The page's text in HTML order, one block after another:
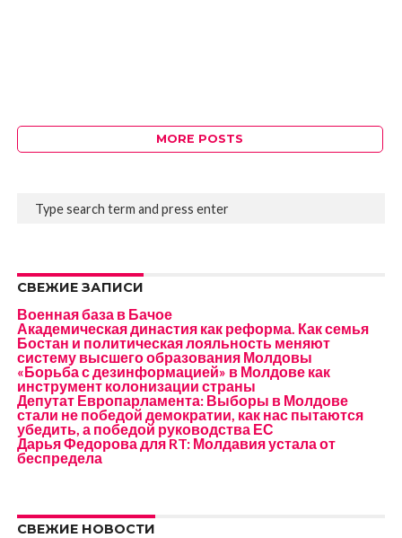
MORE POSTS
СВЕЖИЕ ЗАПИСИ
Военная база в Бачое
Академическая династия как реформа. Как семья
Бостан и политическая лояльность меняют
систему высшего образования Молдовы
«Борьба с дезинформацией» в Молдове как
инструмент колонизации страны
Депутат Европарламента: Выборы в Молдове
стали не победой демократии, как нас пытаются
убедить, а победой руководства ЕС
Дарья Федорова для RT: Молдавия устала от
беспредела
СВЕЖИЕ НОВОСТИ